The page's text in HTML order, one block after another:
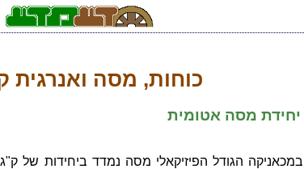
כוחות, מסה ואנרגית
יחידת מסה אטומית